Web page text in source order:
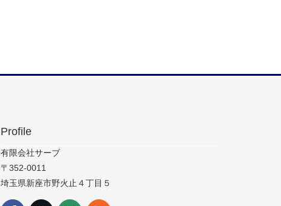
Profile
有限会社サーブ
〒352-0011
埼玉県新座市野火止４丁目５